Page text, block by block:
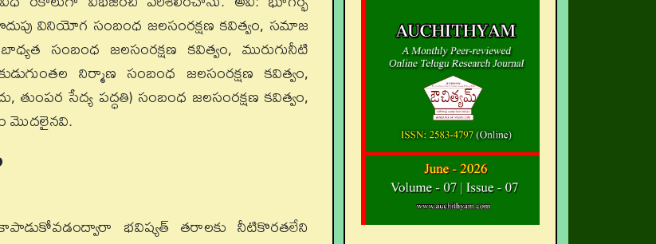
వినియోగ సంబంధ జలసంరక్షణ కవిత్వం, సమాజ
సంబంధ జలసంరక్షణ కవిత్వం, మురుగునీటి
నిర్మాణ సంబంధ జలసంరక్షణ కవిత్వం,
తుంపర సేద్య పద్ధతి) సంబంధ జలసంరక్షణ కవిత్వం,
మొదలైనవి.
భవిష్యత్ తరాలకు నీటికొరతలేని